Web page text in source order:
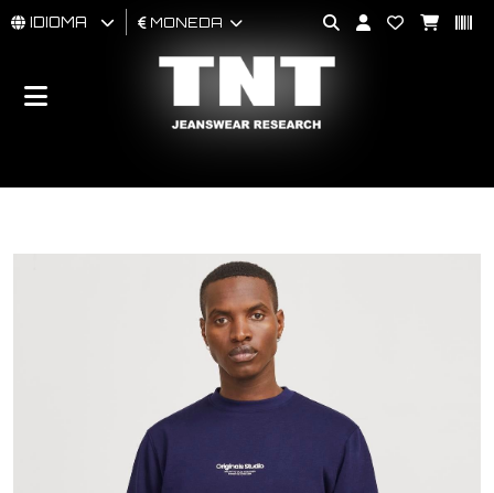
HOMBRES
BRAND
IDIOMA MONEDA